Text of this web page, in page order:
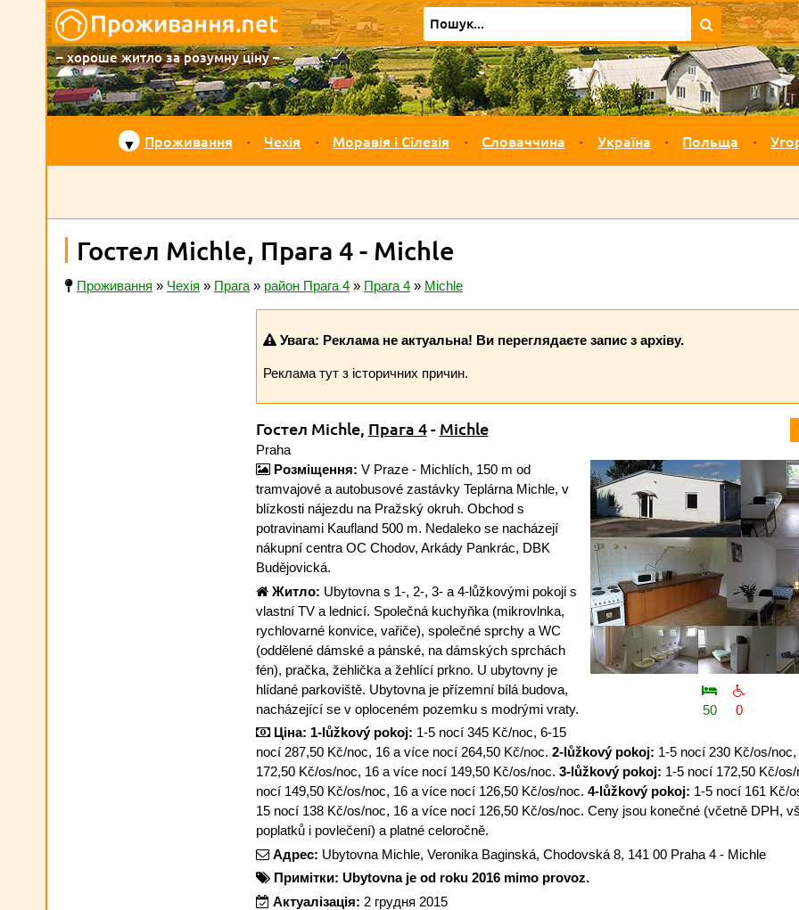
– хороше житло за розумну ціну –
▼ Проживання Чехія Моравія і Сілезія Словаччина Україна Польща
Гостел Michle, Прага 4 - Michle
Проживання » Чехія » Прага » район Прага 4 » Прага 4 » Michle
Увага: Реклама не актуальна! Ви переглядаєте запис з архіву.
Реклама тут з історичних причин.
Гостел Michle, Прага 4- Michle
Praha
50 0
Розміщення: V Praze - Michlích, 150 m od
tramvajové a autobusové zastávky Teplárna Michle, v
blízkosti nájezdu na Pražský okruh. Obchod s
potravinami Kaufland 500 m. Nedaleko se nacházejí
nákupní centra OC Chodov, Arkády Pankrác, DBK
Budějovická.
Житло: Ubytovna s 1-, 2-, 3- a 4-lůžkovými pokoji s
vlastní TV a lednicí. Společná kuchyňka (mikrovlnka,
rychlovarné konvice, vařiče), společné sprchy a WC
(oddělené dámské a pánské, na dámských sprchách
fén), pračka, žehlička a žehlící prkno. U ubytovny je
hlídané parkoviště. Ubytovna je přízemní bílá budova,
nacházející se v oploceném pozemku s modrými vraty.
Ціна: 1-lůžkový pokoj: 1-5 nocí 345 Kč/noc, 6-15
nocí 287,50 Kč/noc, 16 a více nocí 264,50 Kč/noc. 2-lůžkový pokoj: 1-5 nocí 230 Kč/os/
172,50 Kč/os/noc, 16 a více nocí 149,50 Kč/os/noc. 3-lůžkový pokoj: 1-5 nocí 172,50 Kč/
nocí 149,50 Kč/os/noc, 16 a více nocí 126,50 Kč/os/noc. 4-lůžkový pokoj: 1-5 nocí 161 Kč/
15 nocí 138 Kč/os/noc, 16 a více nocí 126,50 Kč/os/noc. Ceny jsou konečné (včetně DPH,
poplatků i povlečení) a platné celoročně.
Адрес: Ubytovna Michle, Veronika Baginská, Chodovská 8, 141 00 Praha 4 - Michle
Примітки: Ubytovna je od roku 2016 mimo provoz.
Актуалізація: 2 грудня 2015